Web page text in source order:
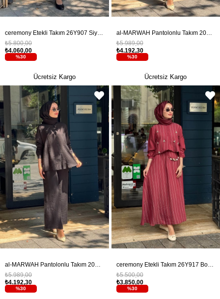
%30
₺4.060,00
₺5.800,00
Ücretsiz Kargo
al-MARWAH Pantolonlu Takım 203042 Bordo
%30
₺4.192,30
₺5.989,00
Ücretsiz Kargo
%30
₺4.192,30
₺5.989,00
ceremony Etekli Takım 26Y917 Bordo
%30
₺3.850,00
₺5.500,00